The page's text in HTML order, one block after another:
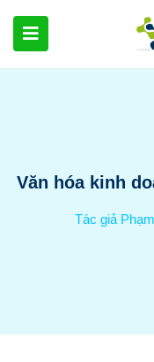
Văn hóa kinh
Tác giả